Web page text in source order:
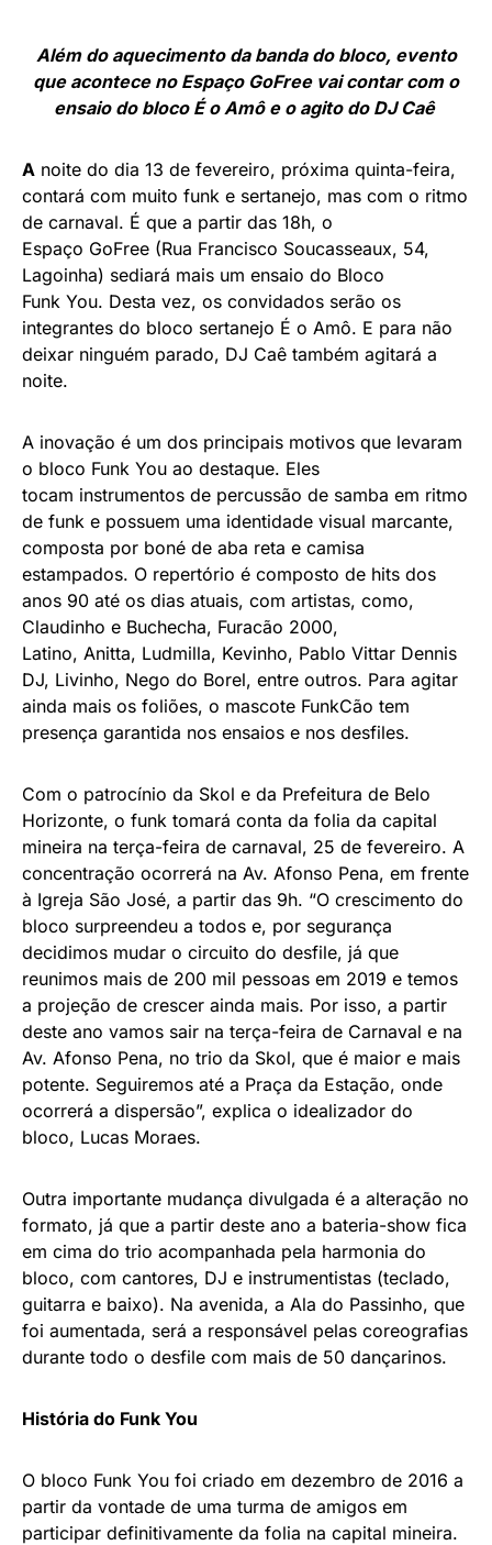
Além do aquecimento da banda do bloco, evento
que acontece no Espaço GoFree vai contar com o
ensaio do bloco É o Amô e o agito do DJ Caê
A noite do dia 13 de fevereiro, próxima quinta-feira,
contará com muito funk e sertanejo, mas com o ritmo
de carnaval. É que a partir das 18h, o
Espaço GoFree (Rua Francisco Soucasseaux, 54,
Lagoinha) sediará mais um ensaio do Bloco
Funk You. Desta vez, os convidados serão os
integrantes do bloco sertanejo É o Amô. E para não
deixar ninguém parado, DJ Caê também agitará a
noite.
A inovação é um dos principais motivos que levaram
o bloco Funk You ao destaque. Eles
tocam instrumentos de percussão de samba em ritmo
de funk e possuem uma identidade visual marcante,
composta por boné de aba reta e camisa
estampados. O repertório é composto de hits dos
anos 90 até os dias atuais, com artistas, como,
Claudinho e Buchecha, Furacão 2000,
Latino, Anitta, Ludmilla, Kevinho, Pablo Vittar Dennis
DJ, Livinho, Nego do Borel, entre outros. Para agitar
ainda mais os foliões, o mascote FunkCão tem
presença garantida nos ensaios e nos desfiles.
Com o patrocínio da Skol e da Prefeitura de Belo
Horizonte, o funk tomará conta da folia da capital
mineira na terça-feira de carnaval, 25 de fevereiro. A
concentração ocorrerá na Av. Afonso Pena, em frente
à Igreja São José, a partir das 9h. “O crescimento do
bloco surpreendeu a todos e, por segurança
decidimos mudar o circuito do desfile, já que
reunimos mais de 200 mil pessoas em 2019 e temos
a projeção de crescer ainda mais. Por isso, a partir
deste ano vamos sair na terça-feira de Carnaval e na
Av. Afonso Pena, no trio da Skol, que é maior e mais
potente. Seguiremos até a Praça da Estação, onde
ocorrerá a dispersão”, explica o idealizador do
bloco, Lucas Moraes.
Outra importante mudança divulgada é a alteração no
formato, já que a partir deste ano a bateria-show fica
em cima do trio acompanhada pela harmonia do
bloco, com cantores, DJ e instrumentistas (teclado,
guitarra e baixo). Na avenida, a Ala do Passinho, que
foi aumentada, será a responsável pelas coreografias
durante todo o desfile com mais de 50 dançarinos.
História do Funk You
O bloco Funk You foi criado em dezembro de 2016 a
partir da vontade de uma turma de amigos em
participar definitivamente da folia na capital mineira.